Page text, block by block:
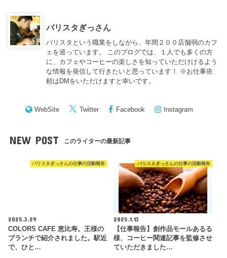
バリスタぎっさん
バリスタという職業をしながら、年間２００店舗弱のカフ
ェを巡っています。 このブログでは、１人でも多くの方
に、カフェやコーヒーの楽しさを知っていただけけるよう
な情報を発信して行きたいと思っています！ ※お仕事依
頼はDMをいただけますと幸いです。
WebSite Twitter Facebook Instagram
NEW POST このライターの最新記事
バリスタぎっさんの仕事の活動報告
2025.3.29
COLORS CAFE 恵比寿。王様の
ブランチで紹介されました。駅近
で、ひと…
バリスタぎっさんの仕事の活動報告
2025.1.13
【仕事報告】創作品モールあるる
様、コーヒー関連記事を監修させ
ていただきました…